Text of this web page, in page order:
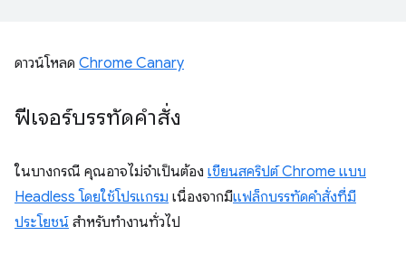
ดาวน์โหลด Chrome Canary
ฟีเจอร์บรรทัดคำสั่ง
ในบางกรณี คุณอาจไม่จำเป็นต้อง เขียนสคริปต์ Chrome แบบ
Headless โดยใช้โปรแกรม เนื่องจากมีแฟล็กบรรทัดคำสั่งที่มี
ประโยชน์ สำหรับทำงานทั่วไป